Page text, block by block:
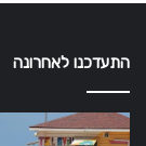
התעדכנו לאחרונה